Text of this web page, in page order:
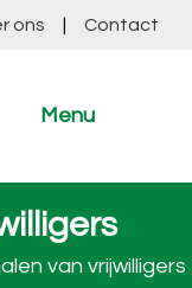
ons Contact
Menu
van vrijwilligers